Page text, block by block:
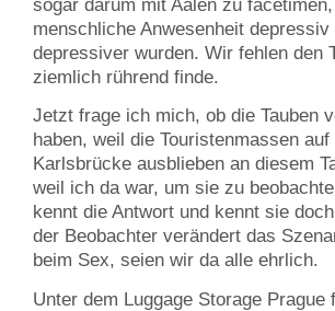
sogar darum mit Aalen zu
menschliche Anwesenheit depressiv
depressiver wurden. Wir fehlen den
ziemlich rührend finde.
Jetzt frage ich mich, ob die Tauben
haben, weil die Touristenmassen auf
Karlsbrücke ausblieben an diesem
weil ich da war, um sie zu
kennt die Antwort und kennt sie
der Beobachter verändert das
beim Sex, seien wir da alle ehrlich.
Unter dem Luggage Storage Prague